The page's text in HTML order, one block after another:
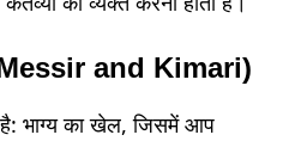
(Messir and Kimari)
है: भाग्य का खेल, जिसमें आप